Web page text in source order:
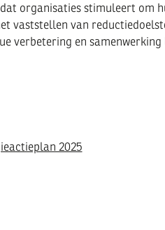
organisaties stimuleert
vaststellen van
verbetering en samenwerking
2025